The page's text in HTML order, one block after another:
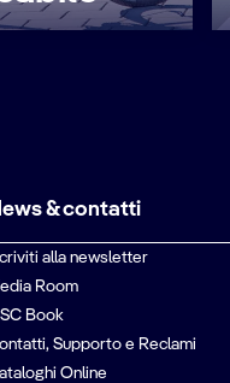
& contatti
alla newsletter
Room
Book
Supporto e Reclami
Online